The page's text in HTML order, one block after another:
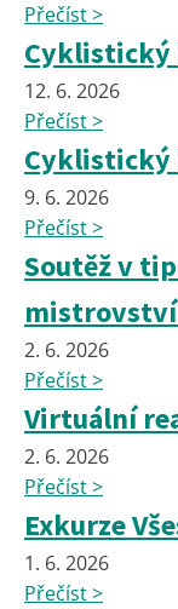
Přečíst >
Cyklistický
12. 6. 2026
Přečíst >
Cyklistický
9. 6. 2026
Přečíst >
Soutěž v
2. 6. 2026
Přečíst >
Virtuální
2. 6. 2026
Přečíst >
Exkurze
1. 6. 2026
Přečíst >